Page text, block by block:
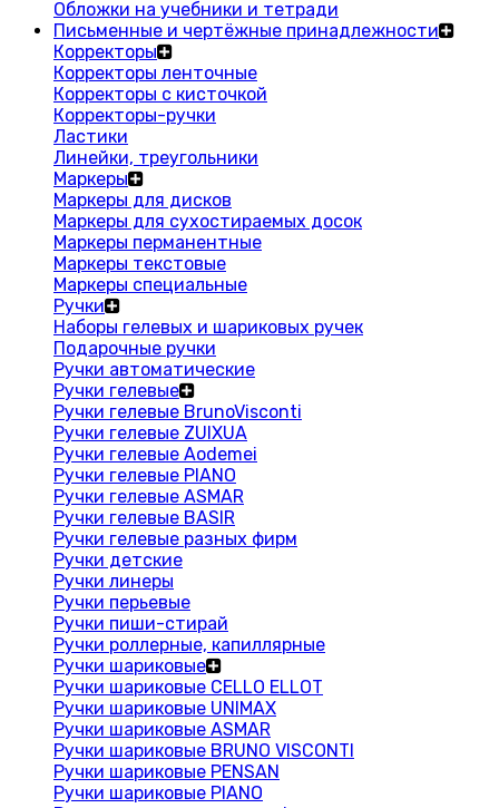
Обложки на учебники и тетради
Письменные и чертёжные принадлежности
Корректоры
Корректоры ленточные
Корректоры с кисточкой
Корректоры-ручки
Ластики
Линейки, треугольники
Маркеры
Маркеры для дисков
Маркеры для сухостираемых досок
Маркеры перманентные
Маркеры текстовые
Маркеры специальные
Ручки
Наборы гелевых и шариковых ручек
Подарочные ручки
Ручки автоматические
Ручки гелевые
Ручки гелевые BrunoVisconti
Ручки гелевые ZUIXUA
Ручки гелевые Aodemei
Ручки гелевые PIANO
Ручки гелевые ASMAR
Ручки гелевые BASIR
Ручки гелевые разных фирм
Ручки детские
Ручки линеры
Ручки перьевые
Ручки пиши-стирай
Ручки роллерные, капиллярные
Ручки шариковые
Ручки шариковые CELLO ELLOT
Ручки шариковые UNIMAX
Ручки шариковые ASMAR
Ручки шариковые BRUNO VISCONTI
Ручки шариковые PENSAN
Ручки шариковые PIANO